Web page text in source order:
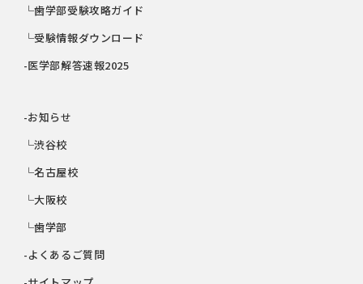
└歯学部受験攻略ガイド
└受験情報ダウンロード
-医学部解答速報2025
-お知らせ
└渋谷校
└名古屋校
└大阪校
└歯学部
-よくあるご質問